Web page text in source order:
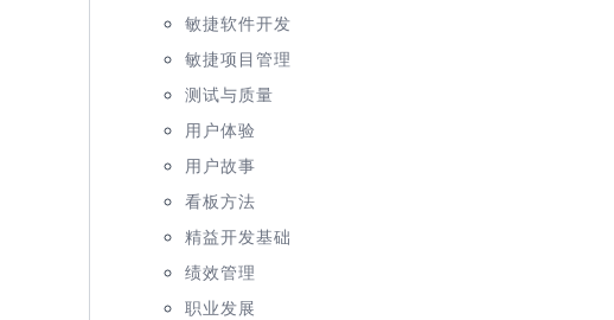
敏捷软件开发
敏捷项目管理
测试与质量
用户体验
用户故事
看板方法
精益开发基础
绩效管理
职业发展